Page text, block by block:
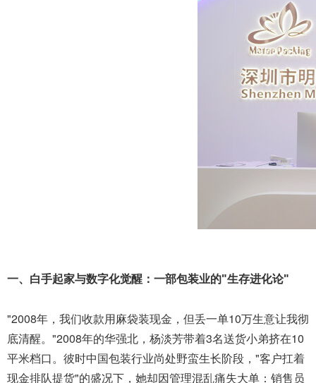
一、白手起家与数字化觉醒：一部包装业的"生存进化论"
"2008年，我们收款用麻袋装现金，但丢一单10万生意让我彻
底清醒。"2008年的华强北，杨淡芳带着3名送货小弟挤在10
平米档口。彼时中国包装行业尚处野蛮生长阶段，"客户扛着
现金排队提货"的盛况下，她却因管理混乱痛失大单：销售员